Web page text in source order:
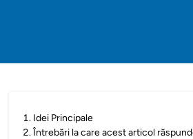
1. Idei Principale
2.Întrebări la care acest articol